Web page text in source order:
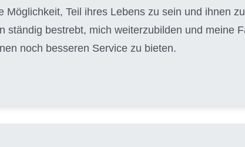
Möglichkeit, Teil ihres Lebens zu sein und ihnen
ständig bestrebt, mich weiterzubilden und meine
noch besseren Service zu bieten.